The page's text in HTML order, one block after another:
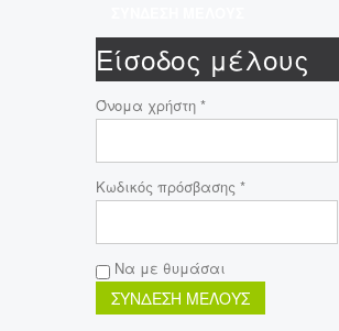
Είσοδος μέλους
Όνομα χρήστη *
Κωδικός πρόσβασης *
Να με θυμάσαι